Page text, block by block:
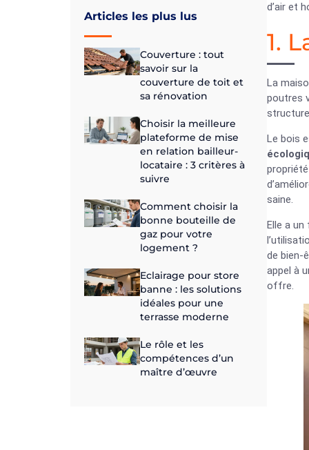
Articles les plus lus
Couverture : tout
savoir sur la
couverture de toit et
sa rénovation
Choisir la meilleure
plateforme de mise
en relation bailleur-
locataire : 3 critères à
suivre
Comment choisir la
bonne bouteille de
gaz pour votre
logement ?
Eclairage pour store
banne : les solutions
idéales pour une
terrasse moderne
Le rôle et les
compétences d’un
maître d’œuvre
d’air et
1.
La
poutres
Le bois
saine.
Elle a
de bien-
appel à
offre.